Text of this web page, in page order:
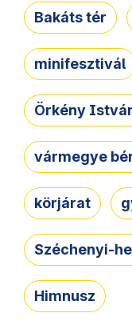
Bakáts tér
minifesztivál
Örkény
vármegye
körjárat
Széchenyi-
Himnusz